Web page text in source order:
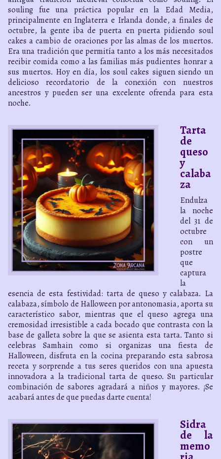
souling fue una práctica popular en la Edad Media,
principalmente en Inglaterra e Irlanda donde, a finales de
octubre, la gente iba de puerta en puerta pidiendo soul
cakes a cambio de oraciones por las almas de los muertos.
Era una tradición que permitía tanto a los más necesitados
recibir comida como a las familias más pudientes honrar a
sus muertos. Hoy en día, los soul cakes siguen siendo un
delicioso recordatorio de la conexión con nuestros
ancestros y pueden ser una excelente ofrenda para esta
noche.
Tarta
de
queso
y
calaba
za
Endulza
la noche
del 31 de
octubre
con un
postre
que
captura
la
esencia de esta festividad: tarta de queso y calabaza. La
calabaza, símbolo de Halloween por antonomasia, aporta su
característico sabor, mientras que el queso agrega una
cremosidad irresistible a cada bocado que contrasta con la
base de galleta sobre la que se asienta esta tarta. Tanto si
celebras Samhain como si organizas una fiesta de
Halloween, disfruta en la cocina preparando esta sabrosa
receta y sorprende a tus seres queridos con una apuesta
innovadora a la tradicional tarta de queso. Su particular
combinación de sabores agradará a niños y mayores. ¡Se
acabará antes de que puedas darte cuenta!
Sidra
de la
memo